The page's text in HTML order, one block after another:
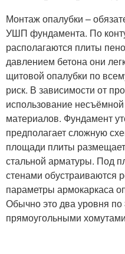
Монтаж опалубки –
УШП фундамента. По
располагаются плиты
давлением бетона они
щитовой опалубки по
риск. В зависимости от
использование
материалов. Фундамент
предполагает сложную
площади плиты
стальной арматуры. Под
стенами обустраиваются
параметры армокаркаса
Обычно это два уровня
прямоугольными